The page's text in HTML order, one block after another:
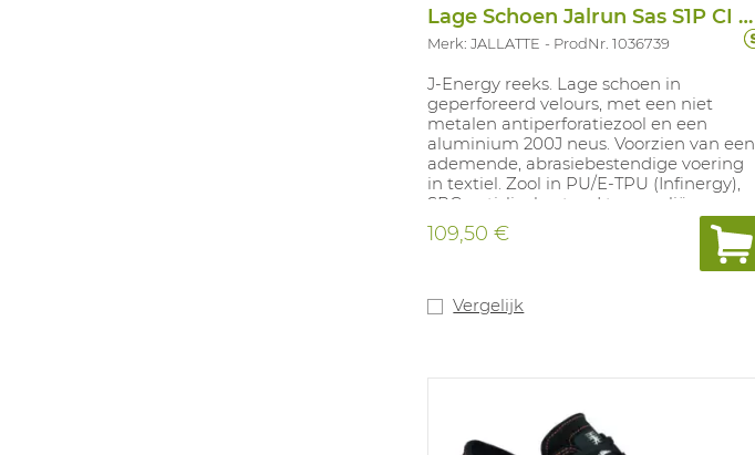
Lage Schoen Jalrun Sas S1P CI SRC
Merk: JALLATTE ProdNr. 1036739
J-Energy reeks. Lage schoen in
geperforeerd velours, met een niet
metalen antiperforatiezool en een
aluminium 200J neus. Voorzien van een
ademende, abrasiebestendige voering
in textiel. Zool in PU/E-TPU (Infinergy),
SRC antislip, bestand tegen oliën en
zuren. Kleine per foraties voor een
verbeterde verluchting van de voet.
Uitneembare inlegzool in polyurethaan
109,50 €
Vergelijk